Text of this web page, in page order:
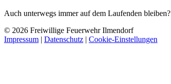
Auch unterwegs immer auf dem Laufenden
© 2026 Freiwillige Feuerwehr Ilmendorf
Impressum
Datenschutz Cookie-Einstellungen